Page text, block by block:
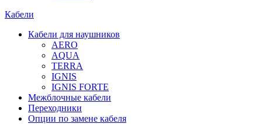
Кабели
Кабели для наушников
AERO
AQUA
TERRA
IGNIS
IGNIS FORTE
Межблочные кабели
Переходники
Опции по замене кабеля